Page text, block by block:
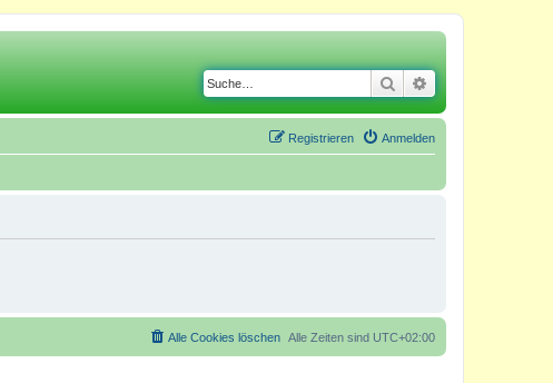
Suche
Anmelden
Registrieren
Alle Zeiten sind UTC+02:00
Alle Cookies löschen